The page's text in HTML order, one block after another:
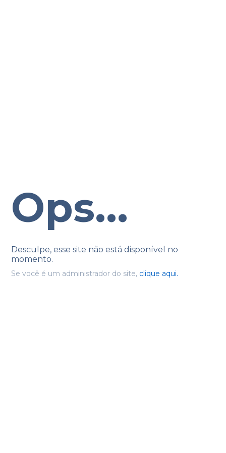
Ops...
Desculpe, esse site não está disponível no
momento.
Se você é um administrador do site, clique aqui.